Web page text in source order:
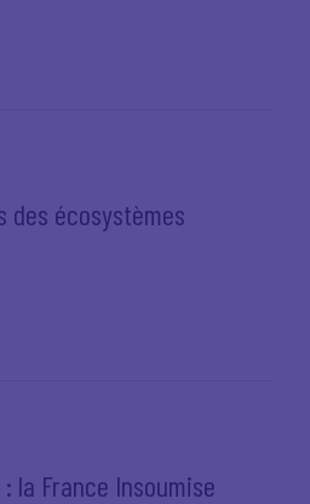
des écosystèmes
la France Insoumise